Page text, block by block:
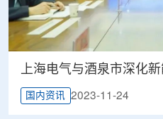
上海电气与酒泉市深化
国内资讯 2023-11-24